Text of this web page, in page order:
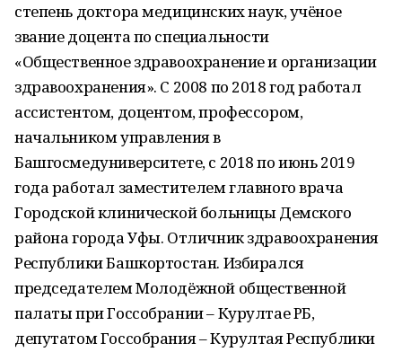
степень доктора медицинских наук, учёное
звание доцента по специальности
«Общественное здравоохранение и организации
здравоохранения». С 2008 по 2018 год работал
ассистентом, доцентом, профессором,
начальником управления в
Башгосмедуниверситете, с 2018 по июнь 2019
года работал заместителем главного врача
Городской клинической больницы Демского
района города Уфы. Отличник здравоохранения
Республики Башкортостан. Избирался
председателем Молодёжной общественной
палаты при Госсобрании – Курултае РБ,
депутатом Госсобрания – Курултая Республики